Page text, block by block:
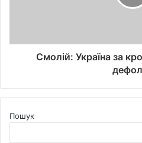
Смолій: Україна за
Пошук